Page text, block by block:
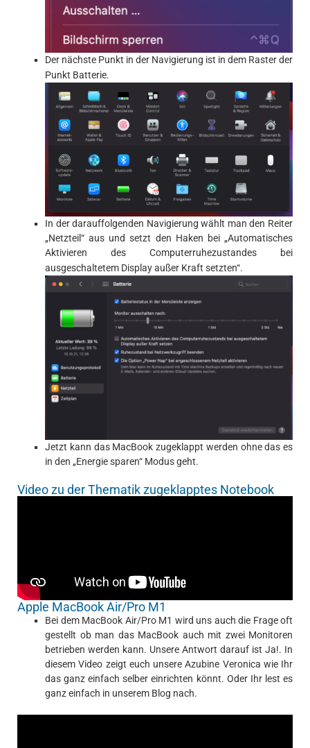
Der nächste Punkt in der Navigierung ist in dem Raster der
Punkt Batterie.
In der darauffolgenden Navigierung wählt man den Reiter
„Netzteil“ aus und setzt den Haken bei „Automatisches
Aktivieren des Computerruhezustandes bei
ausgeschaltetem Display außer Kraft setzten“.
Jetzt kann das MacBook zugeklappt werden ohne das es
in den „Energie sparen“ Modus geht.
Video zu der Thematik zugeklapptes Notebook
Apple MacBook Air/Pro M1
Bei dem MacBook Air/Pro M1 wird uns auch die Frage oft
gestellt ob man das MacBook auch mit zwei Monitoren
betrieben werden kann. Unsere Antwort darauf ist Ja!. In
diesem Video zeigt euch unsere Azubine Veronica wie Ihr
das ganz einfach selber einrichten könnt. Oder Ihr lest es
ganz einfach in unserem Blog nach.